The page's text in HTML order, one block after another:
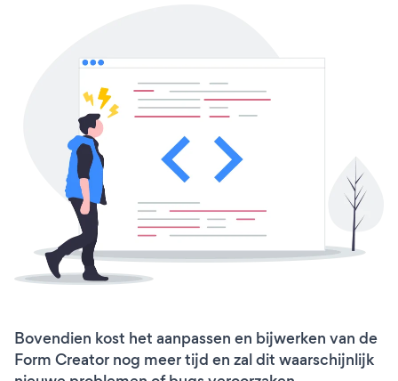
Bovendien kost het aanpassen en bijwerken van de
Form Creator nog meer tijd en zal dit waarschijnlijk